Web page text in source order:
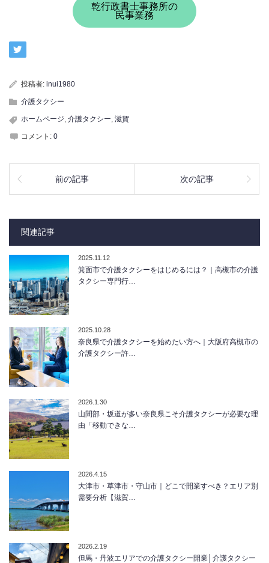
乾行政書士事務所の
民事業務
投稿者: inui1980
介護タクシー
ホームページ 介護タクシー 滋賀
コメント: 0
前の記事 次の記事
関連記事
2025.11.12
箕面市で介護タクシーをはじめるには？｜高槻市の介護
タクシー専門行…
2025.10.28
奈良県で介護タクシーを始めたい方へ｜大阪府高槻市の
介護タクシー許…
2026.1.30
山間部・坂道が多い奈良県こそ介護タクシーが必要な理
由「移動できな…
2026.4.15
大津市・草津市・守山市｜どこで開業すべき？エリア別
需要分析【滋賀…
2026.2.19
但馬・丹波エリアでの介護タクシー開業│介護タクシー